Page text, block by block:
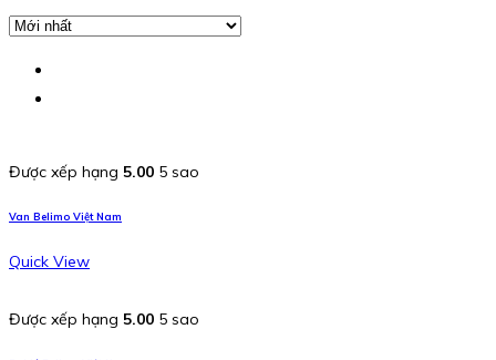
Được xếp hạng 5.00 5 sao
Van Belimo Việt Nam
Quick View
Được xếp hạng 5.00 5 sao